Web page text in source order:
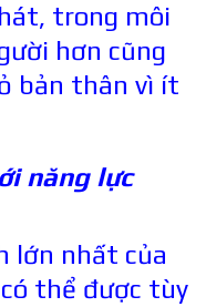
trong môi
hơn cũng
bản thân vì ít
năng lực
lớn nhất của
thể được tùy